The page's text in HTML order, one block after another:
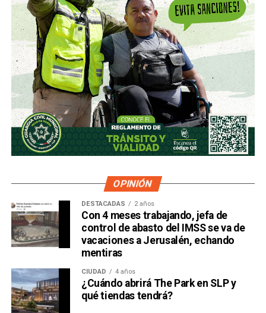
OPINIÓN
DESTACADAS 2 años
Con 4 meses trabajando, jefa de
control de abasto del IMSS se va de
vacaciones a Jerusalén, echando
mentiras
CIUDAD 4 años
¿Cuándo abrirá The Park en SLP y
qué tiendas tendrá?